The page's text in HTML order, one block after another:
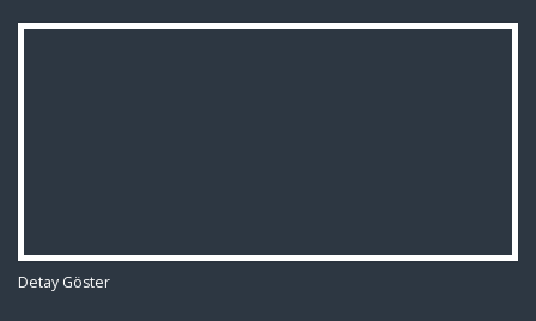
Detay Göster